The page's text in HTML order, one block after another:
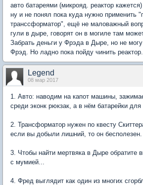
авто батареями (микрояд. реактор
ну и не понял пока куда нужно применить
транссформатор", ещё не маловажный
гули в дыре, говорят он в могиле там
Забрать деньги у Фрэда в Дыре, но не могу
Фрэд. Но ладно пока пойду чинить реактор.
Legend
08 мар 2017
1. Авто: наводим на капот машины,
среди эконк рюкзак, а в нём батарейки для
2. Трансформатор нyжен по квестy
если вы добыли лишний, то он бесполезен.
3. Чтобы найти мертвяка в Дыре обратите
с мyмией...
4. Фред выглядит как один из многих